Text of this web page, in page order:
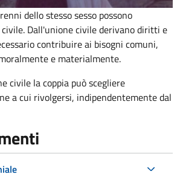
dello stesso sesso possono
Dall'unione civile derivano diritti e
contribuire ai bisogni comuni,
e materialmente.
civile la coppia può scegliere
a cui rivolgersi, indipendentemente dal